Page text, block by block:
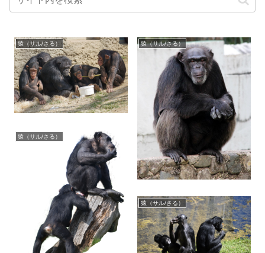
猿（サル/さる） 猿（サル/さる）
猿（サル/さる）
猿（サル/さる）